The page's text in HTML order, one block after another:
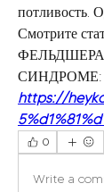
потливость.
Смотрите
СИНДРОМЕ:
https://
0
Write a